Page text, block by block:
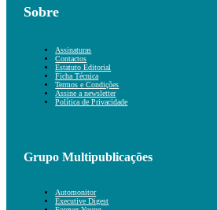
Sobre
Assinaturas
Contactos
Estatuto Editorial
Ficha Técnica
Termos e Condições
Assine a newsletter
Política de Privacidade
Grupo Multipublicações
Automonitor
Executive Digest